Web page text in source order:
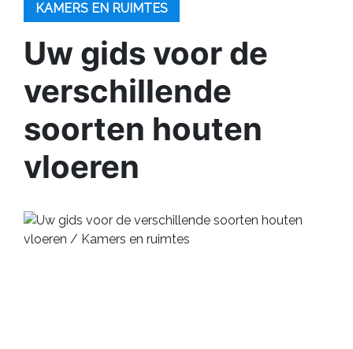
KAMERS EN RUIMTES
Uw gids voor de
verschillende
soorten houten
vloeren